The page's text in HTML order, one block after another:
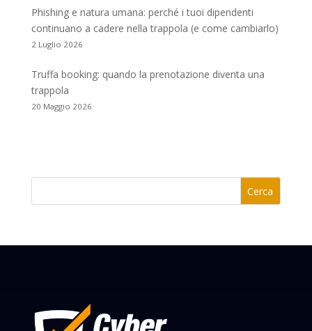
Phishing e natura umana: perché i tuoi dipendenti
continuano a cadere nella trappola (e come cambiarlo)
2 Luglio 2026
Truffa booking: quando la prenotazione diventa una
trappola
20 Maggio 2026
Cerca